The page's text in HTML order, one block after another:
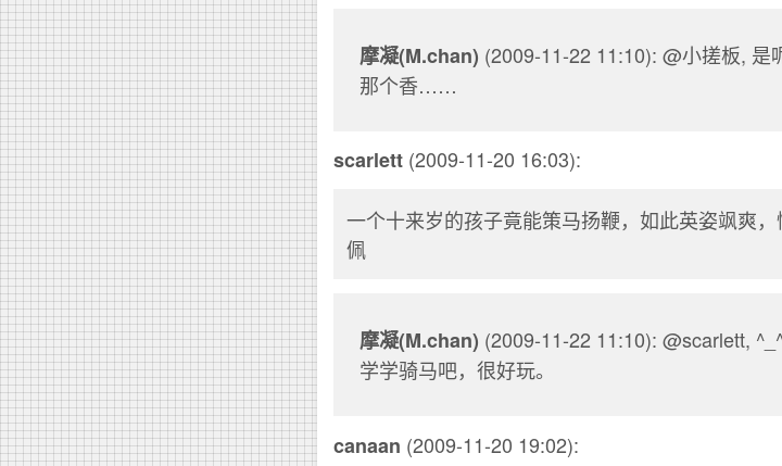
摩凝(M.chan) (2009-11-22 11:10): @小搓板,
那个香……
scarlett (2009-11-20 16:03):
一个十来岁的孩子竟能策马扬鞭，如此英姿飒爽
佩
摩凝(M.chan) (2009-11-22 11:10): @scarlett,
学学骑马吧，很好玩。
canaan (2009-11-20 19:02):